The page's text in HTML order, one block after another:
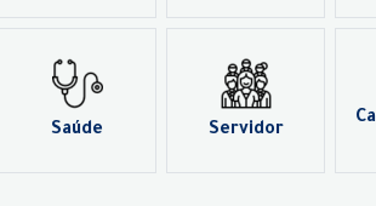
Saúde Servidor